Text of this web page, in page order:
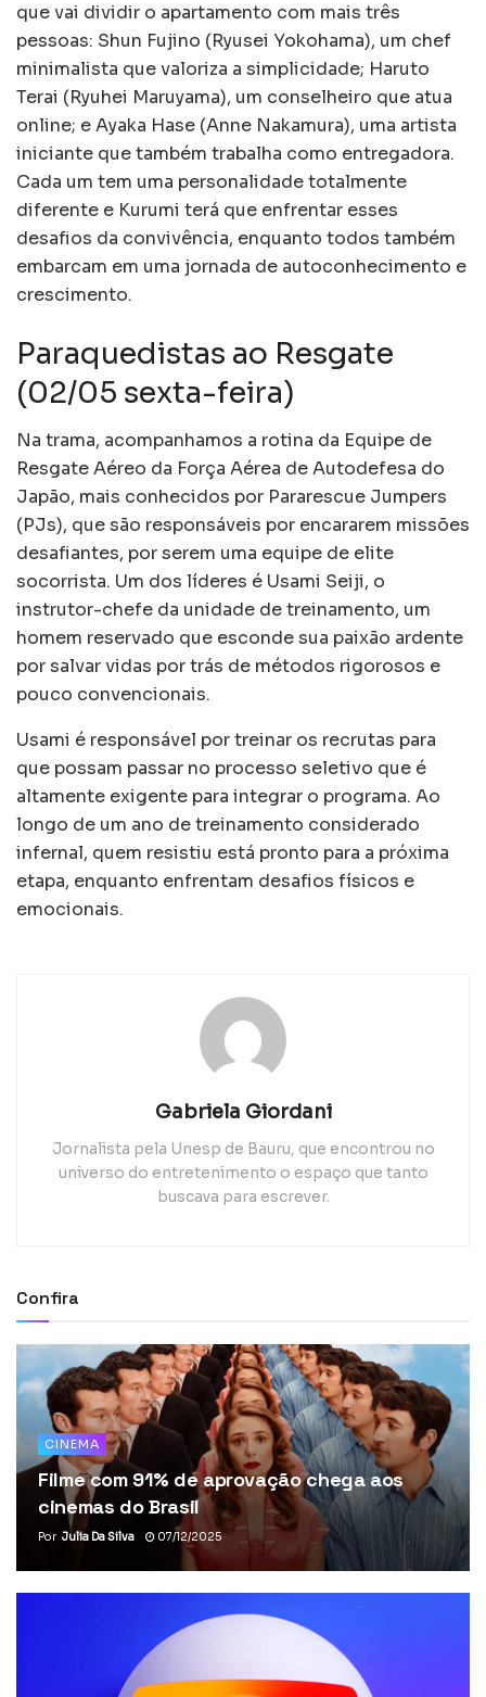
que vai dividir o apartamento com mais três
pessoas: Shun Fujino (Ryusei Yokohama), um chef
minimalista que valoriza a simplicidade; Haruto
Terai (Ryuhei Maruyama), um conselheiro que atua
online; e Ayaka Hase (Anne Nakamura), uma artista
iniciante que também trabalha como entregadora.
Cada um tem uma personalidade totalmente
diferente e Kurumi terá que enfrentar esses
desafios da convivência, enquanto todos também
embarcam em uma jornada de autoconhecimento e
crescimento.
Paraquedistas ao Resgate
(02/05 sexta-feira)
Na trama, acompanhamos a rotina da Equipe de
Resgate Aéreo da Força Aérea de Autodefesa do
Japão, mais conhecidos por Pararescue Jumpers
(PJs), que são responsáveis por encararem missões
desafiantes, por serem uma equipe de elite
socorrista. Um dos líderes é Usami Seiji, o
instrutor-chefe da unidade de treinamento, um
homem reservado que esconde sua paixão ardente
por salvar vidas por trás de métodos rigorosos e
pouco convencionais.
Usami é responsável por treinar os recrutas para
que possam passar no processo seletivo que é
altamente exigente para integrar o programa. Ao
longo de um ano de treinamento considerado
infernal, quem resistiu está pronto para a próxima
etapa, enquanto enfrentam desafios físicos e
emocionais.
Gabriela Giordani
Jornalista pela Unesp de Bauru, que encontrou no
universo do entretenimento o espaço que tanto
buscava para escrever.
Confira
CINEMA
Filme com 91% de aprovação chega aos
cinemas do Brasil
Por Julia Da Silva 07/12/2025